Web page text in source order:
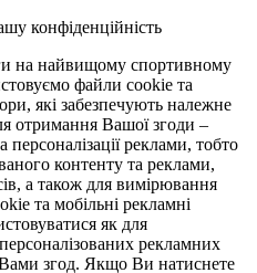
конфіденційність
на найвищому спортивному
файли cookie та
які забезпечують належне
отримання Вашої згоди –
реклами, тобто
контенту та реклами,
а також для вимірювання
та мобільні рекламні
як для
рекламних
Вами згод. Якщо Ви натиснете